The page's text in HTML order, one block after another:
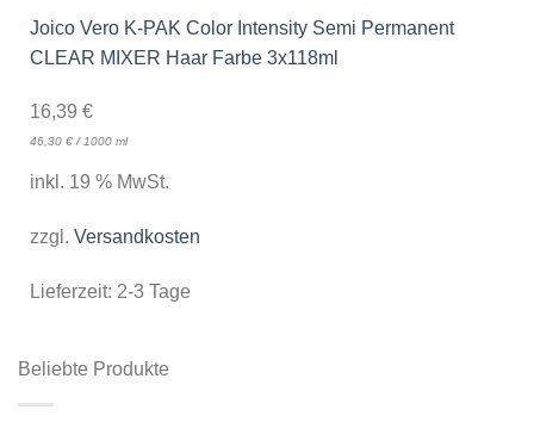
Joico Vero K-PAK Color Intensity Semi Permanent
CLEAR MIXER Haar Farbe 3x118ml
16,39 €
46,30 €/1000 ml
inkl. 19 % MwSt.
zzgl. Versandkosten
Lieferzeit: 2-3 Tage
Beliebte Produkte